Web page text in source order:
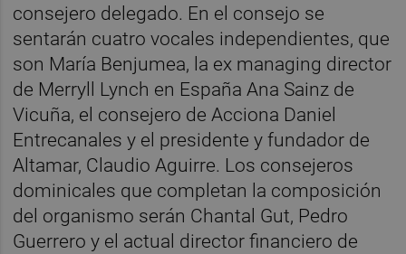
consejero delegado. En el consejo se
sentarán cuatro vocales independientes, que
son María Benjumea, la ex managing director
de Merryll Lynch en España Ana Sainz de
Vicuña, el consejero de Acciona Daniel
Entrecanales y el presidente y fundador de
Altamar, Claudio Aguirre. Los consejeros
dominicales que completan la composición
del organismo serán Chantal Gut, Pedro
Guerrero y el actual director financiero de